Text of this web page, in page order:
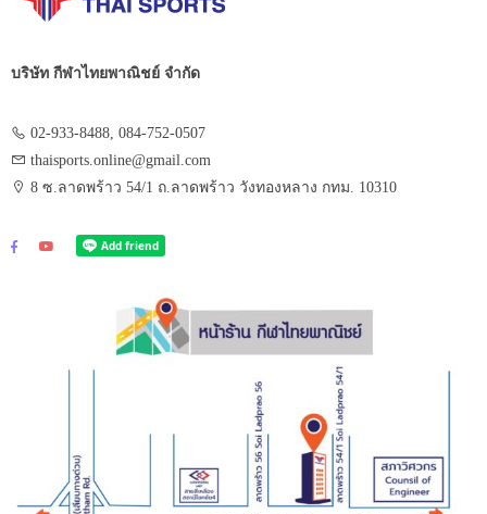
บริษัท กีฬาไทยพาณิชย์ จำกัด
02-933-8488, 084-752-0507
thaisports.online@gmail.com
8 ซ.ลาดพร้าว 54/1 ถ.ลาดพร้าว วังทองหลาง กทม. 10310